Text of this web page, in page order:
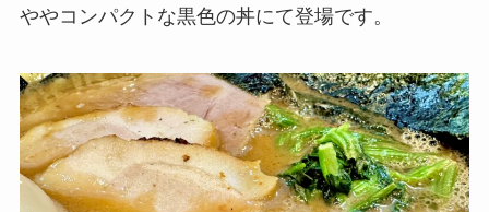
ややコンパクトな黒色の丼にて登場です。